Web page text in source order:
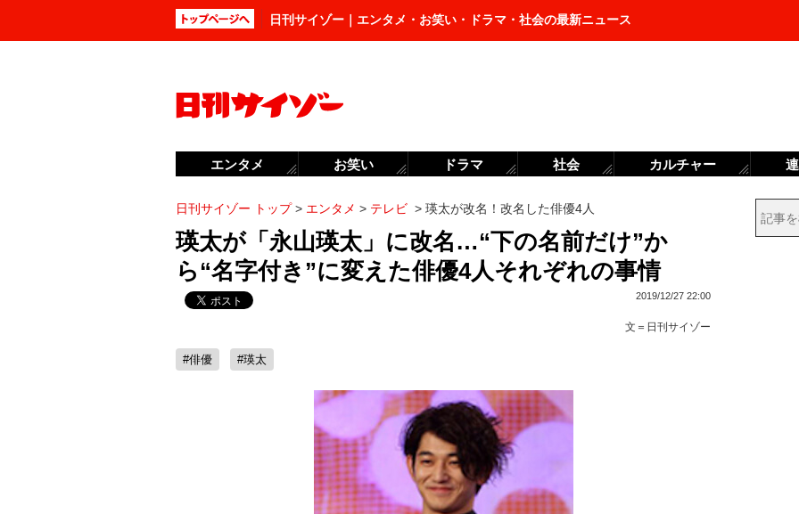
日刊サイゾー｜エンタメ・お笑い・ドラマ・社会の最新ニュース
日刊サイゾー トップ> エンタメ > テレビ > 瑛太が改名！改名した俳優4人
瑛太が「永山瑛太」に改名…“下の名前だけ”か
ら“名字付き”に変えた俳優4人それぞれの事情
2019/12/27 22:00
文＝ 日刊サイゾー
#俳優 #瑛太
エンタメ お笑い ドラマ 社会 カルチャー